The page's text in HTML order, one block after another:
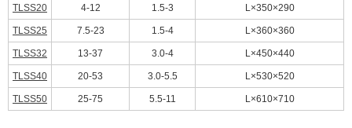
TLSS20 4-12 1.5-3 L×350×290
TLSS25 7.5-23 1.5-4 L×360×360
TLSS32 13-37 3.0-4 L×450×440
TLSS40 20-53 3.0-5.5 L×530×520
TLSS50 25-75 5.5-11 L×610×710